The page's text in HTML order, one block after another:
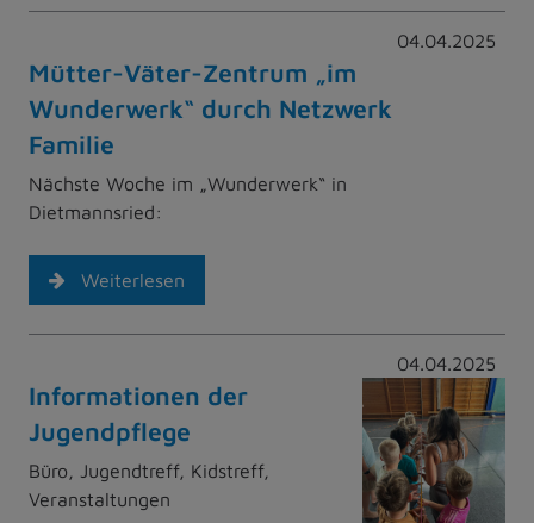
04.04.2025
Mütter-Väter-Zentrum „im
Wunderwerk“ durch Netzwerk
Familie
Nächste Woche im „Wunderwerk“ in
Dietmannsried:
Weiterlesen
04.04.2025
Informationen der
Jugendpflege
Büro, Jugendtreff, Kidstreff,
Veranstaltungen